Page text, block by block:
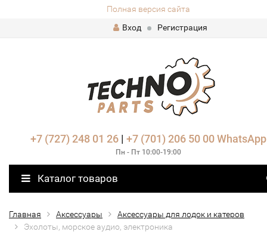
Полная версия сайта
Вход
Регистрация
+7 (727) 248 01 26| +7 (701) 206 50 00 WhatsApp
Пн - Пт 10:00-19:00
Каталог товаров
Главная Аксессуары
Аксессуары для лодок и катеров
Эхолоты, морское аудио, электроника